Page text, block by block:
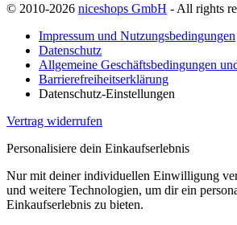
© 2010-2026 niceshops GmbH - All rights
Impressum und Nutzungsbedingungen
Datenschutz
Allgemeine Geschäftsbedingungen
Barrierefreiheitserklärung
Datenschutz-Einstellungen
Vertrag widerrufen
Personalisiere dein Einkaufserlebnis
Nur mit deiner individuellen Einwilligung
und weitere Technologien, um dir ein
Einkaufserlebnis zu bieten.